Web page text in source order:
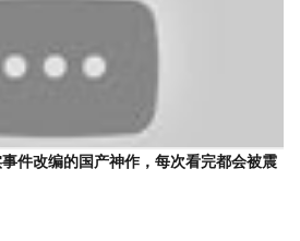
件改编的国产神作，每次看完都会被震